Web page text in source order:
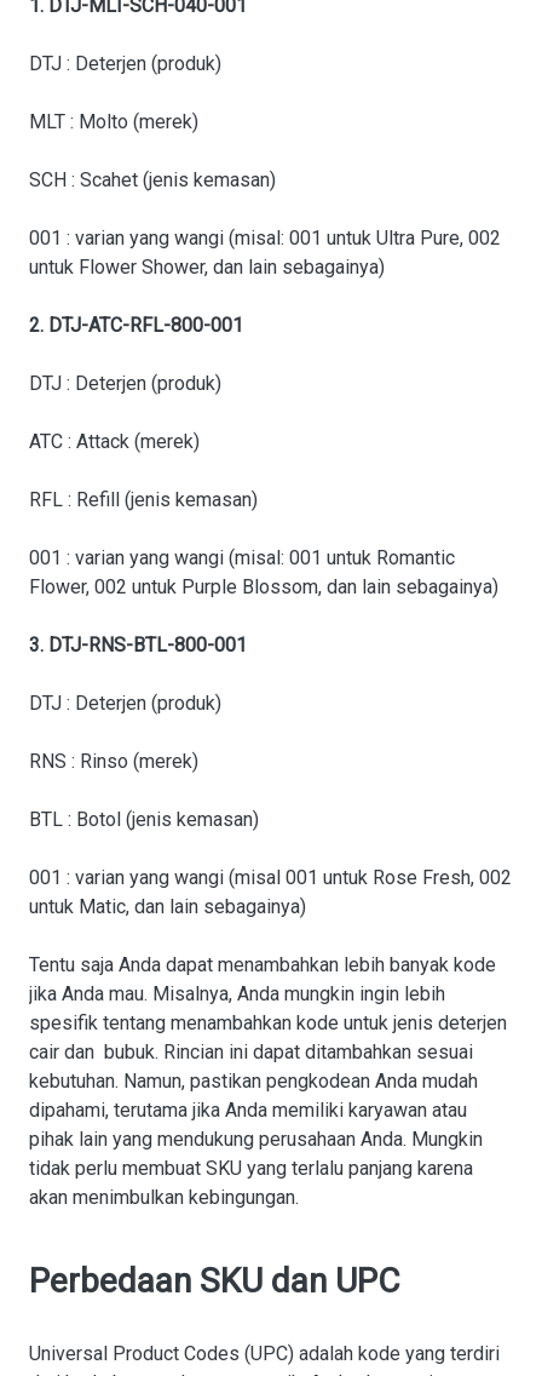
1. DTJ-MLT-SCH-040-001
DTJ : Deterjen (produk)
MLT : Molto (merek)
SCH : Scahet (jenis kemasan)
001 : varian yang wangi (misal: 001 untuk Ultra Pure, 002
untuk Flower Shower, dan lain sebagainya)
2. DTJ-ATC-RFL-800-001
DTJ : Deterjen (produk)
ATC : Attack (merek)
RFL : Refill (jenis kemasan)
001 : varian yang wangi (misal: 001 untuk Romantic
Flower, 002 untuk Purple Blossom, dan lain sebagainya)
3. DTJ-RNS-BTL-800-001
DTJ : Deterjen (produk)
RNS : Rinso (merek)
BTL : Botol (jenis kemasan)
001 : varian yang wangi (misal 001 untuk Rose Fresh, 002
untuk Matic, dan lain sebagainya)
Tentu saja Anda dapat menambahkan lebih banyak kode
jika Anda mau. Misalnya, Anda mungkin ingin lebih
spesifik tentang menambahkan kode untuk jenis deterjen
cair dan bubuk. Rincian ini dapat ditambahkan sesuai
kebutuhan. Namun, pastikan pengkodean Anda mudah
dipahami, terutama jika Anda memiliki karyawan atau
pihak lain yang mendukung perusahaan Anda. Mungkin
tidak perlu membuat SKU yang terlalu panjang karena
akan menimbulkan kebingungan.
Perbedaan SKU dan UPC
Universal Product Codes (UPC) adalah kode yang terdiri